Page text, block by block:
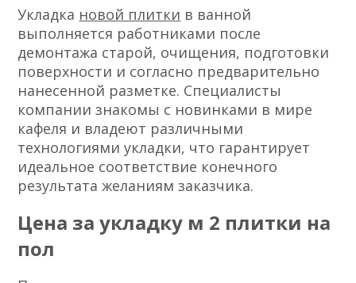
Укладка новой плитки в ванной
выполняется работниками после
демонтажа старой, очищения, подготовки
поверхности и согласно предварительно
нанесенной разметке. Специалисты
компании знакомы с новинками в мире
кафеля и владеют различными
технологиями укладки, что гарантирует
идеальное соответствие конечного
результата желаниям заказчика.
Цена за укладку м 2 плитки на
пол